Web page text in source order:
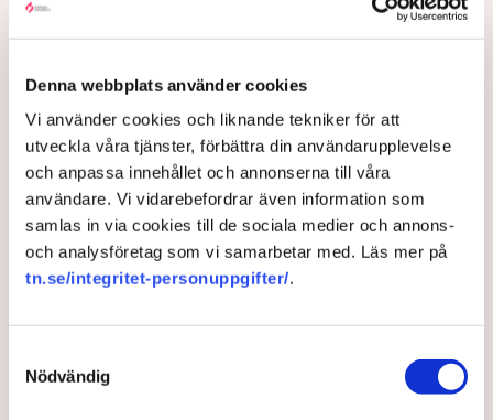
Denna webbplats använder cookies
Vi använder cookies och liknande tekniker för att
utveckla våra tjänster, förbättra din användarupplevelse
och anpassa innehållet och annonserna till våra
användare. Vi vidarebefordrar även information som
samlas in via cookies till de sociala medier och annons-
och analysföretag som vi samarbetar med. Läs mer på
tn.se/integritet-personuppgifter/.
Nödvändig
tillståndsansvarig på Neova, som befinner sig på plats,
beskriver hur ett 40-tal personer spred ut sig över den
stoppade all pågående verksamhet.
AI-sammanfattning
Aktivistgruppen Återställ Våtmarker har stoppat
torvbrytningen i Grimsås.
Mats Henriksson från Neova beskriver omfattande
störningar och skadegörelse.
göra torvbrytningen obrukbar.
Rickard Axdorff från Svensk Torv varnar för ett
stort ekonomiskt sabotage.